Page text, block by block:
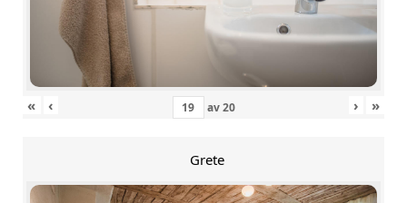
« ‹ av20 › »
Grete